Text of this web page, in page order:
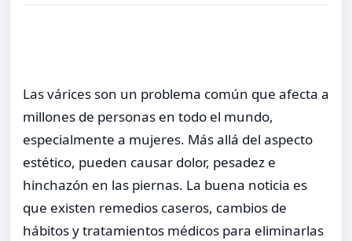
Las várices son un problema común que afecta a
millones de personas en todo el mundo,
especialmente a mujeres. Más allá del aspecto
estético, pueden causar dolor, pesadez e
hinchazón en las piernas. La buena noticia es
que existen remedios caseros, cambios de
hábitos y tratamientos médicos para eliminarlas